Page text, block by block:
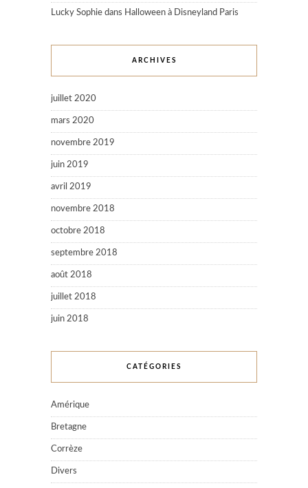
Lucky Sophie dans Halloween à Disneyland Paris
ARCHIVES
juillet 2020
mars 2020
novembre 2019
juin 2019
avril 2019
novembre 2018
octobre 2018
septembre 2018
août 2018
juillet 2018
juin 2018
CATÉGORIES
Amérique
Bretagne
Corrèze
Divers